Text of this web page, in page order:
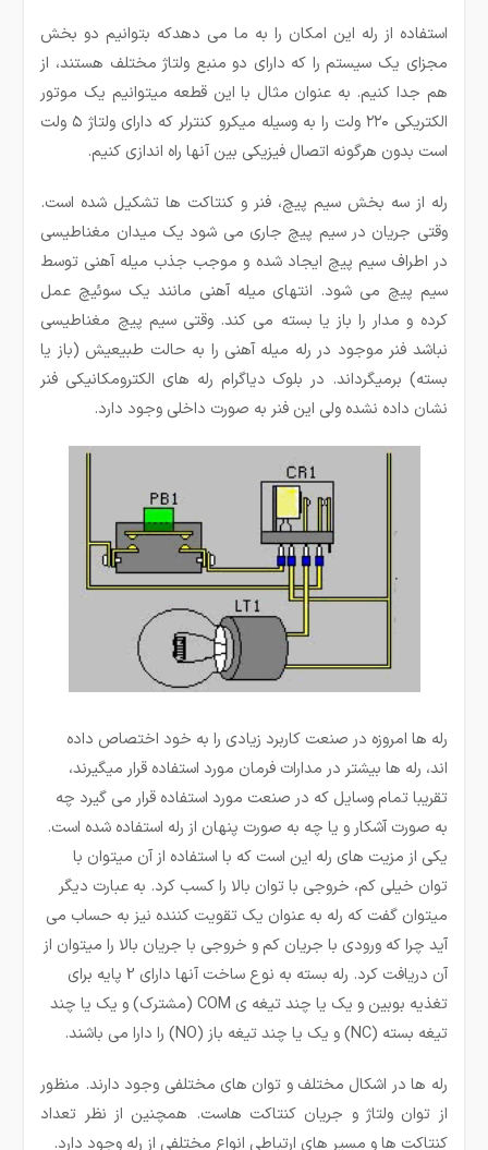
استفاده از رله این امکان را به ما می دهدکه بتوانیم دو بخش
مجزای یک سیستم را که دارای دو منبع ولتاژ مختلف هستند، از
هم جدا کنیم. به عنوان مثال با این قطعه میتوانیم یک موتور
الکتریکی ۲۲۰ ولت را به وسیله میکرو کنترلر که دارای ولتاژ ۵ ولت
است بدون هرگونه اتصال فیزیکی بین آنها راه اندازی کنیم.
رله از سه بخش سیم پیچ، فنر و کنتاکت ها تشکیل شده است.
وقتی جریان در سیم پیچ جاری می شود یک میدان مغناطیسی
در اطراف سیم پیچ ایجاد شده و موجب جذب میله آهنی توسط
سیم پیچ می شود. انتهای میله آهنی مانند یک سوئیچ عمل
کرده و مدار را باز یا بسته می کند. وقتی سیم پیچ مغناطیسی
نباشد فنر موجود در رله میله آهنی را به حالت طبیعیش (باز یا
بسته) برمیگرداند. در بلوک دیاگرام رله های الکترومکانیکی فنر
نشان داده نشده ولی این فنر به صورت داخلی وجود دارد.
رله ها امروزه در صنعت کاربرد زیادی را به خود اختصاص داده
اند، رله ­ها بیشتر در مدارات فرمان مورد استفاده قرار می­گیرند،
تقریبا تمام وسایل که در صنعت مورد استفاده قرار می گیرد چه
به صورت آشکار و یا چه به صورت پنهان از رله استفاده شده است.
یکی از مزیت­ های رله این است که با استفاده از آن میتوان با
توان خیلی کم، خروجی با توان بالا را کسب کرد. به عبارت دیگر
می­توان گفت که رله به عنوان یک تقویت کننده نیز به حساب می
آید چرا که ورودی با جریان کم و خروجی با جریان بالا را میتوان از
آن دریافت کرد. رله بسته به نوع ساخت آنها دارای 2 پایه برای
تغذیه بوبین و یک یا چند تیغه ی COM (مشترک) و یک یا چند
تیغه بسته (NC) و یک یا چند تیغه باز (NO) را دارا می باشند.
رله ها در اشکال مختلف و توان های مختلفی وجود دارند. منظور
از توان ولتاژ و جریان کنتاکت هاست. همچنین از نظر تعداد
کنتاکت ها و مسیر های ارتباطی انواع مختلفی از رله وجود دارد.